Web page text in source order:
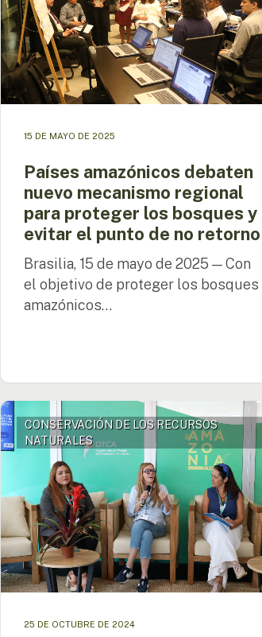
regional
para
proteger
los
bosques
retorno
15 DE MAYO DE 2025
Países amazónicos debaten
nuevo mecanismo regional
para proteger los bosques y
evitar el punto de no retorno
Brasilia, 15 de mayo de 2025 — Con
el objetivo de proteger los bosques
amazónicos…
OTCA
destaca
el
las
mujeres
en
la
COP
16
CONSERVACIÓN DE LOS RECURSOS
NATURALES
25 DE OCTUBRE DE 2024